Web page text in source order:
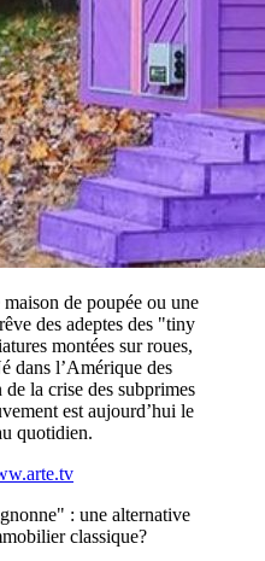
de poupée ou une
des adeptes des "tiny
montées sur roues,
dans l’Amérique des
de la crise des subprimes
est aujourd’hui le
quotidien.
: une alternative
classique?